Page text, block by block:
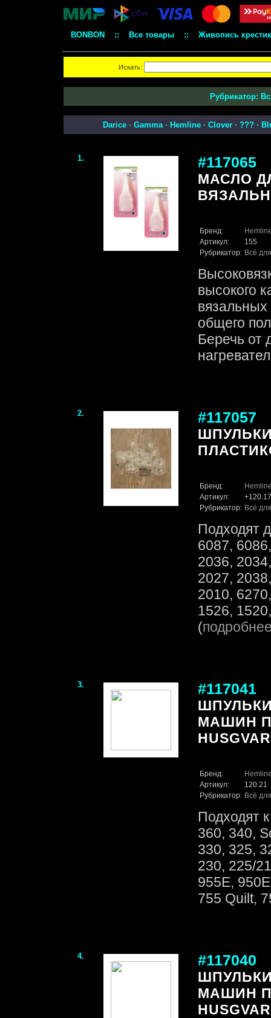
BONBON :: Все товары :: Живопись
Искать:
Рубрикатор:
Darice· Gamma· Hemline· Clover· ???·
1. #117065
МАСЛО
Бренд:
Артикул:
155
Рубрикатор: Всё
высокого
общего
Беречь от
2. #117057
Бренд:
Артикул:
+120.17
Рубрикатор: Всё
Подходят
6087,
2036,
2027,
2010,
1526,
(
3. #117041
МАШИН
Бренд:
Артикул:
120.21
Рубрикатор: Всё
Подходят
360, 340,
330, 325,
230, 225/
955E,
755 Quilt,
4. #117040
МАШИН